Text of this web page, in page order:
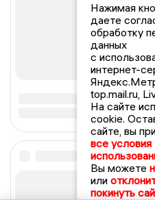
Нажимая
даете
обработку
данных
с
интернет-
top.mail.ru,
На сайте
cookie.
сайте, вы
все условия
Вы можете
или
покинуть